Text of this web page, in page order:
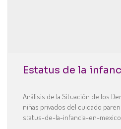
Estatus de la
Análisis de la Situación de los
niñas privados del cuidado
status-de-la-infancia-en-mexico